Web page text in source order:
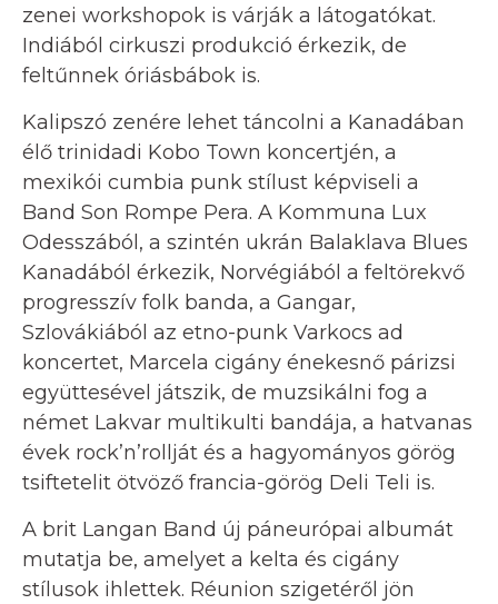
zenei workshopok is várják a látogatókat.
Indiából cirkuszi produkció érkezik, de
feltűnnek óriásbábok is.
Kalipszó zenére lehet táncolni a Kanadában
élő trinidadi Kobo Town koncertjén, a
mexikói cumbia punk stílust képviseli a
Band Son Rompe Pera. A Kommuna Lux
Odesszából, a szintén ukrán Balaklava Blues
Kanadából érkezik, Norvégiából a feltörekvő
progresszív folk banda, a Gangar,
Szlovákiából az etno-punk Varkocs ad
koncertet, Marcela cigány énekesnő párizsi
együttesével játszik, de muzsikálni fog a
német Lakvar multikulti bandája, a hatvanas
évek rock’n’rollját és a hagyományos görög
tsiftetelit ötvöző francia-görög Deli Teli is.
A brit Langan Band új páneurópai albumát
mutatja be, amelyet a kelta és cigány
stílusok ihlettek. Réunion szigetéről jön